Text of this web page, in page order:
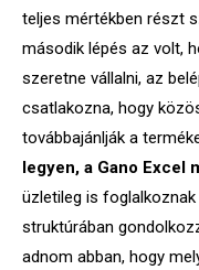
teljes mértékben részt
második lépés az volt,
szeretne vállalni, az
csatlakozna, hogy
továbbajánlják a
legyen, a Gano Excel
üzletileg is
struktúrában
adnom abban, hogy